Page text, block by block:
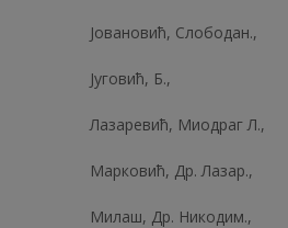
Јовановић, Слободан.,
Југовић, Б.,
Лазаревић, Миодраг Л.,
Марковић, Др. Лазар.,
Милаш, Др. Никодим.,